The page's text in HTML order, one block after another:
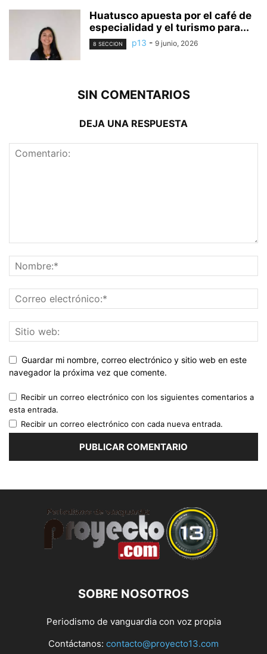
Huatusco apuesta por el café de
especialidad y el turismo para...
8 SECCION p13 - 9 junio, 2026
SIN COMENTARIOS
DEJA UNA RESPUESTA
Guardar mi nombre, correo electrónico y sitio web en este
navegador la próxima vez que comente.
Recibir un correo electrónico con los siguientes comentarios a
esta entrada.
Recibir un correo electrónico con cada nueva entrada.
SOBRE NOSOTROS
Periodismo de vanguardia con voz propia
Contáctanos: contacto@proyecto13.com